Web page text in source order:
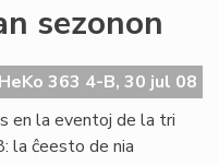
sezonon
HeKo 363 4-B, 30 jul 08
en la eventoj de la tri
la ĉeesto de nia